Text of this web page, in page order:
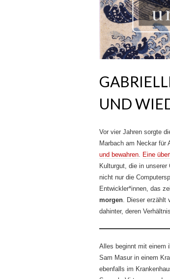
UND
Vor vier Jahren sorgte
Marbach am Neckar für
und bewahren. Eine
Kulturgut, die in
nicht nur die
Entwickler*innen, das
morgen. Dieser erzählt
dahinter, deren
Alles beginnt mit einem
Sam Masur in einem
ebenfalls im